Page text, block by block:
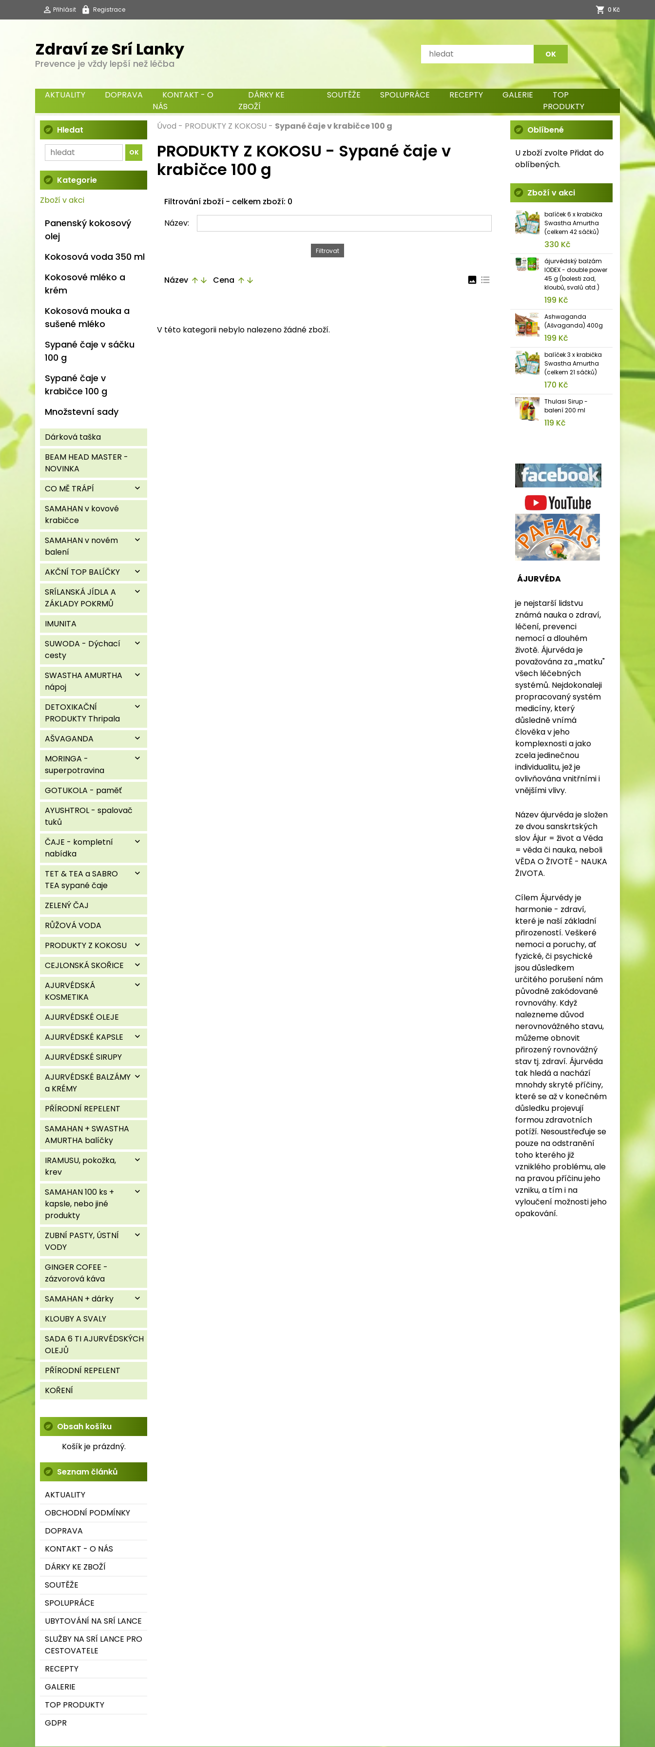
Přihlásit Registrace 0 Kč
Zdraví ze Srí Lanky
Prevence je vždy lepší než léčba
AKTUALITY DOPRAVA
KONTAKT - O
NÁS
DÁRKY KE
ZBOŽÍ
SOUTĚŽE SPOLUPRÁCE RECEPTY GALERIE
TOP
PRODUKTY
Hledat
Kategorie
Zboží v akci
Panenský kokosový
olej
Kokosová voda 350 ml
Kokosové mléko a
krém
Kokosová mouka a
sušené mléko
Sypané čaje v sáčku
100 g
Sypané čaje v
krabičce 100 g
Množstevní sady
Dárková taška
BEAM HEAD MASTER -
NOVINKA
CO MĚ TRÁPÍ
expand_more
SAMAHAN v kovové
krabičce
SAMAHAN v novém
balení
expand_more
AKČNÍ TOP BALÍČKY expand_more
SRÍLANSKÁ JÍDLA A
ZÁKLADY POKRMŮ
expand_more
IMUNITA
SUWODA - Dýchací
cesty
expand_more
SWASTHA AMURTHA
nápoj
expand_more
DETOXIKAČNÍ
PRODUKTY Thripala
expand_more
AŠVAGANDA expand_more
MORINGA -
superpotravina
expand_more
GOTUKOLA - paměť
AYUSHTROL - spalovač
tuků
ČAJE - kompletní
nabídka
expand_more
TET & TEA a SABRO
TEA sypané čaje
expand_more
ZELENÝ ČAJ
RŮŽOVÁ VODA
PRODUKTY Z KOKOSU
expand_more
CEJLONSKÁ SKOŘICE expand_more
AJURVÉDSKÁ
KOSMETIKA
expand_more
AJURVÉDSKÉ OLEJE
AJURVÉDSKÉ KAPSLE
expand_more
AJURVÉDSKÉ SIRUPY
AJURVÉDSKÉ BALZÁMY
a KRÉMY
expand_more
PŘÍRODNÍ REPELENT
SAMAHAN + SWASTHA
AMURTHA balíčky
IRAMUSU, pokožka,
krev
expand_more
SAMAHAN 100 ks +
kapsle, nebo jiné
produkty
expand_more
ZUBNÍ PASTY, ÚSTNÍ
VODY
expand_more
GINGER COFEE -
zázvorová káva
SAMAHAN + dárky
expand_more
KLOUBY A SVALY
SADA 6 TI AJURVÉDSKÝCH
OLEJŮ
PŘÍRODNÍ REPELENT
KOŘENÍ
Obsah košíku
Košík je prázdný.
Seznam článků
AKTUALITY
OBCHODNÍ PODMÍNKY
DOPRAVA
KONTAKT - O NÁS
DÁRKY KE ZBOŽÍ
SOUTĚŽE
SPOLUPRÁCE
UBYTOVÁNÍ NA SRÍ LANCE
SLUŽBY NA SRÍ LANCE PRO
CESTOVATELE
RECEPTY
GALERIE
TOP PRODUKTY
GDPR
Úvod - PRODUKTY Z KOKOSU - Sypané čaje v krabičce 100 g
PRODUKTY Z KOKOSU - Sypané čaje v
krabičce 100 g
Filtrování zboží - celkem zboží: 0
Název:
Název arrow_upward arrow_downward Cena arrow_upward arrow_downward image format_list_bulleted
V této kategorii nebylo nalezeno žádné zboží.
Oblíbené
U zboží zvolte Přidat do
oblíbených.
Zboží v akci
balíček 6 x krabička
Swastha Amurtha
(celkem 42 sáčků)
330 Kč
ájurvédský balzám
IODEX - double power
45 g (bolesti zad,
kloubů, svalů atd.)
199 Kč
Ashwaganda
(Ašvaganda) 400g
199 Kč
balíček 3 x krabička
Swastha Amurtha
(celkem 21 sáčků)
170 Kč
Thulasi Sirup -
balení 200 ml
119 Kč
ÁJURVÉDA
je nejstarší lidstvu
známá nauka o zdraví,
léčení, prevenci
nemocí a dlouhém
životě. Ájurvéda je
považována za „matku"
všech léčebných
systémů. Nejdokonaleji
propracovaný systém
medicíny, který
důsledně vnímá
člověka v jeho
komplexnosti a jako
zcela jedinečnou
individualitu, jež je
ovlivňována vnitřními i
vnějšími vlivy.
Název ájurvéda je složen
ze dvou sanskrtských
slov Ájur = život a Véda
= věda či nauka, neboli
VĚDA O ŽIVOTĚ - NAUKA
ŽIVOTA.
Cílem Ájurvédy je
harmonie - zdraví,
které je naší základní
přirozeností. Veškeré
nemoci a poruchy, ať
fyzické, či psychické
jsou důsledkem
určitého porušení nám
původně zakódované
rovnováhy. Když
nalezneme důvod
nerovnovážného stavu,
můžeme obnovit
přirozený rovnovážný
stav tj. zdraví. Ájurvéda
tak hledá a nachází
mnohdy skryté příčiny,
které se až v konečném
důsledku projevují
formou zdravotních
potíží. Nesoustřeďuje se
pouze na odstranění
toho kterého již
vzniklého problému, ale
na pravou příčinu jeho
vzniku, a tím i na
vyloučení možnosti jeho
opakování.